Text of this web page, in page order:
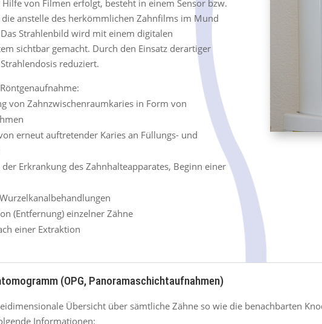
von Filmen erfolgt, besteht in einem Sensor bzw.
anstelle des herkömmlichen Zahnfilms im Mund
Strahlenbild wird mit einem digitalen
sichtbar gemacht. Durch den Einsatz derartiger
reduziert.
von Zahnzwischenraumkaries in Form von
erneut auftretender Karies an Füllungs- und
Erkrankung des Zahnhalteapparates, Beginn einer
(Entfernung) einzelner Zähne
einer Extraktion
(OPG, Panoramaschichtaufnahmen)
Übersicht über sämtliche Zähne so wie die benachbarten
Informationen: